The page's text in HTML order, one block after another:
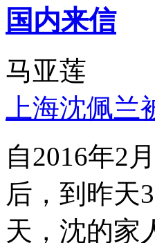
国内来信
马亚莲
上海沈佩
自2016年2
后，到昨天
天，沈的家